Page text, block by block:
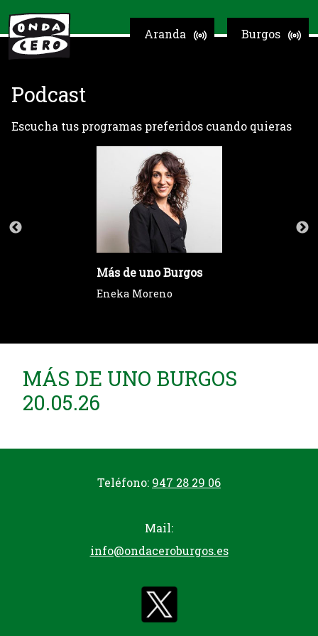
Burgos
Aranda
Podcast
Escucha tus programas preferidos cuando quieras
Más de uno Burgos
Eneka Moreno
MÁS DE UNO BURGOS
20.05.26
Teléfono: 947 28 29 06
Mail:
info@ondaceroburgos.es